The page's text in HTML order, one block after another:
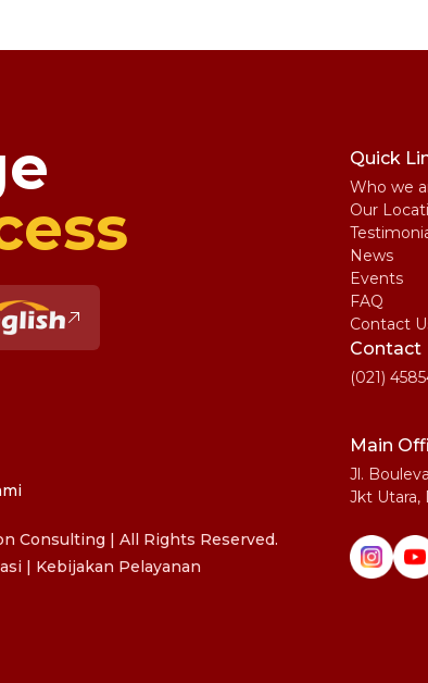
Quick
Who we
Our
News
Events
FAQ
Contact
Contact
(021)
Main
Jl.
Jkt Utara,
Consulting | All Rights Reserved.
| Kebijakan Pelayanan